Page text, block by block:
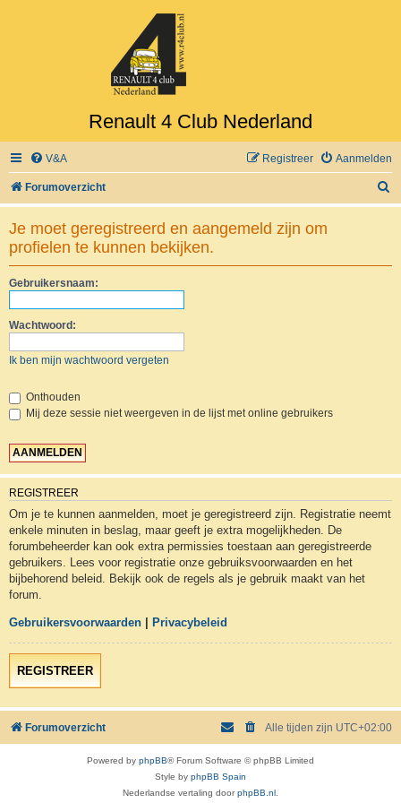
Renault 4 Club Nederland
V&A Aanmelden
Registreer
Forumoverzicht
o
Je moet geregistreerd en aangemeld zijn om
profielen te kunnen bekijken.
Gebruikersnaam:
Wachtwoord:
Ik ben mijn wachtwoord vergeten
Onthouden
Mij deze sessie niet weergeven in de lijst met online gebruikers
REGISTREER
Om je te kunnen aanmelden, moet je geregistreerd zijn. Registratie neemt
enkele minuten in beslag, maar geeft je extra mogelijkheden. De
forumbeheerder kan ook extra permissies toestaan aan geregistreerde
gebruikers. Lees voor registratie onze gebruiksvoorwaarden en het
bijbehorend beleid. Bekijk ook de regels als je gebruik maakt van het
forum.
Gebruikersvoorwaarden Privacybeleid
REGISTREER
Forumoverzicht Alle tijden zijn UTC+02:00
Powered by phpBB® Forum Software © phpBB Limited
Style by phpBB Spain
Nederlandse vertaling doorphpBB.nl .